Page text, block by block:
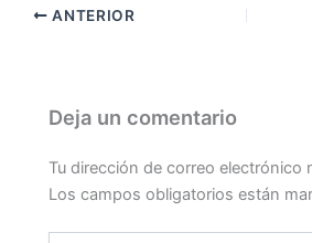
ANTERIOR
Deja un comentario
Tu dirección de correo electrónico
Los campos obligatorios están